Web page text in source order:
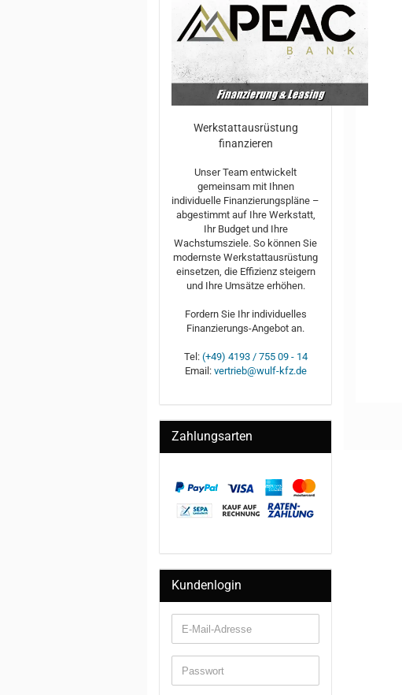
Werkstattausrüstung
finanzieren
Unser Team entwickelt
gemeinsam mit Ihnen
individuelle Finanzierungspläne –
abgestimmt auf Ihre Werkstatt,
Ihr Budget und Ihre
Wachstumsziele. So können Sie
modernste Werkstattausrüstung
einsetzen, die Effizienz steigern
und Ihre Umsätze erhöhen.
Fordern Sie Ihr individuelles
Finanzierungs-Angebot an.
Tel: (+49) 4193 / 755 09 - 14
Email: vertrieb@wulf-kfz.de
Zahlungsarten
Kundenlogin